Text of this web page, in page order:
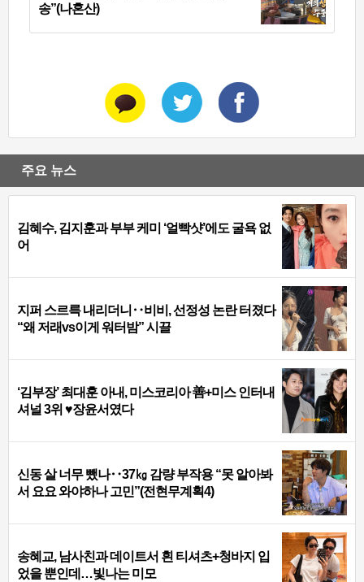
송”(나혼산)
주요 뉴스
김혜수, 김지훈과 부부 케미 ‘얼빡샷’에도 굴욕 없
어
지퍼 스르륵 내리더니‥비비, 선정성 논란 터졌다
“왜 저래vs이게 워터밤” 시끌
‘김부장’ 최대훈 아내, 미스코리아 善+미스 인터내
셔널 3위 ♥장윤서였다
신동 살 너무 뺐나‥37㎏ 감량 부작용 “못 알아봐
서 요요 와야하나 고민”(전현무계획4)
송혜교, 남사친과 데이트서 흰 티셔츠+청바지 입
었을 뿐인데…빛나는 미모